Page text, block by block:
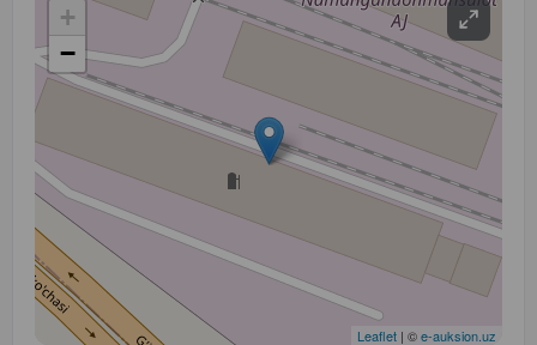
+
−
Leaflet | ©e-auksion.uz